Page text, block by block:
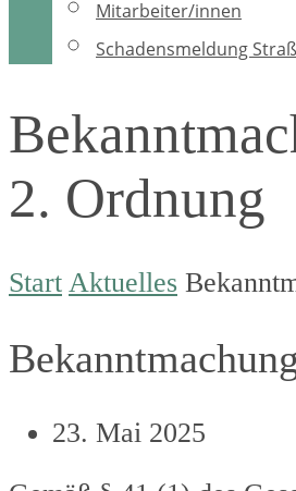
Mitarbeiter/innen
Schadensmeldung
2. Ordnung
Start Aktuelles
23. Mai 2025